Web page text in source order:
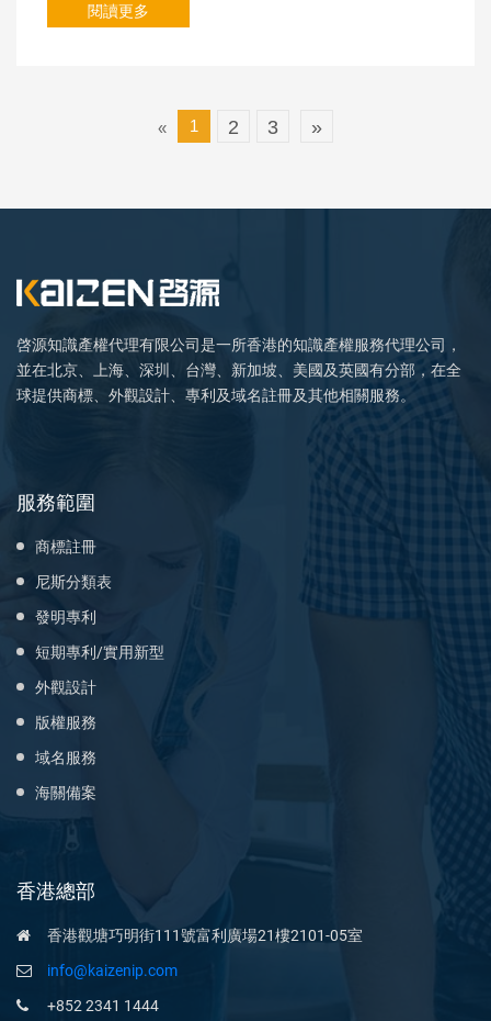
閱讀更多
« 1 2 3 »
啓源知識產權代理有限公司是一所香港的知識產權服務代理公司，
並在北京、上海、深圳、台灣、新加坡、美國及英國有分部，在全
球提供商標、外觀設計、專利及域名註冊及其他相關服務。
服務範圍
商標註冊
尼斯分類表
發明專利
短期專利/實用新型
外觀設計
版權服務
域名服務
海關備案
香港總部
香港觀塘巧明街111號富利廣場21樓2101-05室
info@kaizenip.com
+852 2341 1444